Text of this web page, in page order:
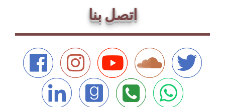
اتصل بنا